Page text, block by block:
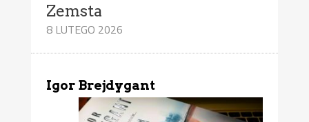
Zemsta
8 LUTEGO 2026
Igor Brejdygant